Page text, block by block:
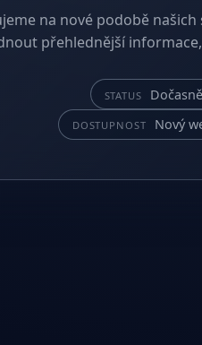
na nové podobě
přehlednější
STATUS
DOSTUPNOST Nový